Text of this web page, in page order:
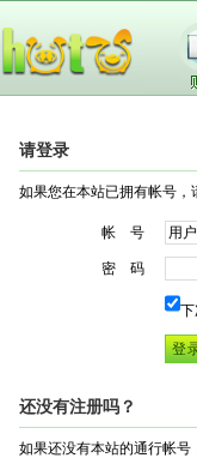
请登录
如果您在本站已拥有帐号，
帐 号
密 码
还没有注册吗？
如果还没有本站的通行帐号